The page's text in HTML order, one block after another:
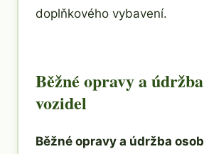
doplňkového vybavení.
Běžné opravy a
vozidel
Běžné opravy a údržba